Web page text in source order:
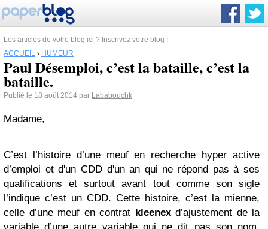
Les articles de votre blog ici ? Inscrivez votre blog !
ACCUEIL › HUMEUR
Paul Désemploi, c’est la bataille, c’est la
bataille.
Publié le 18 août 2014 par Lababouchk
Madame,
C’est l’histoire d’une meuf en recherche hyper active
d’emploi et d'un CDD d'un an qui ne répond pas à ses
qualifications et surtout avant tout comme son sigle
l’indique c’est un CDD. Cette histoire, c’est la mienne,
celle d’une meuf en contrat kleenexd’ajustement de la